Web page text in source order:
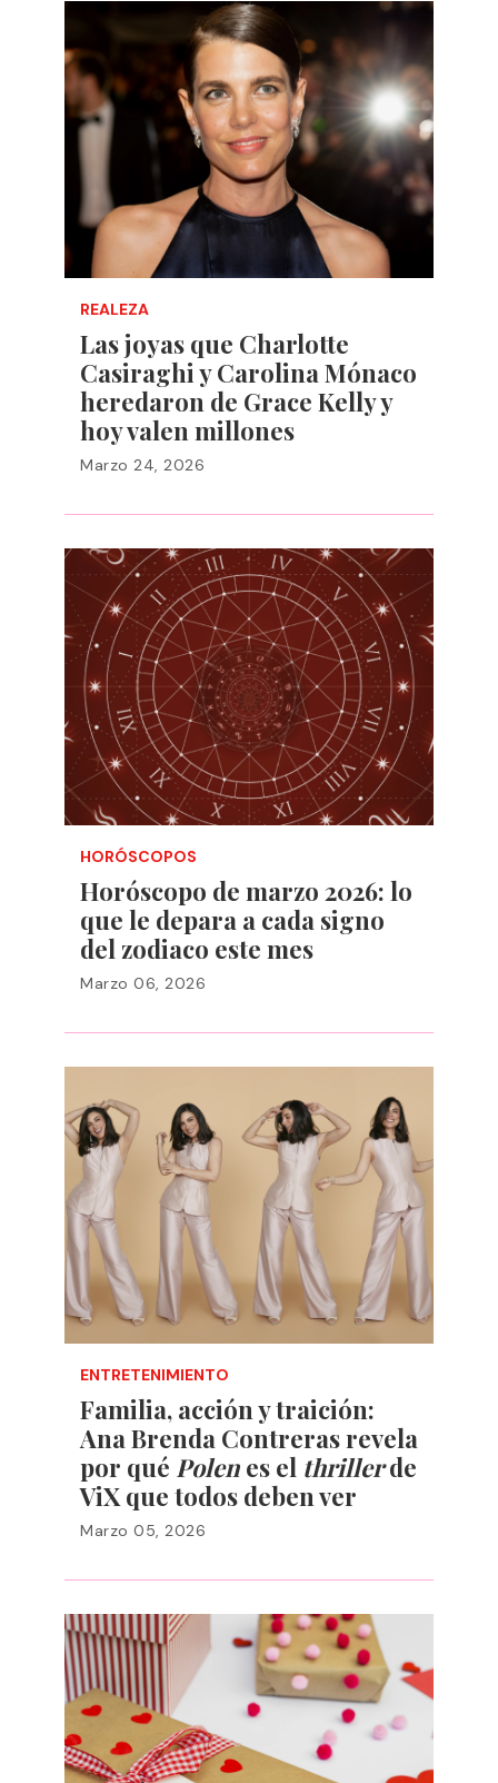
REALEZA
Las joyas que Charlotte
Casiraghi y Carolina Mónaco
heredaron de Grace Kelly y
hoy valen millones
Marzo 24, 2026
HORÓSCOPOS
Horóscopo de marzo 2026: lo
que le depara a cada signo
del zodiaco este mes
Marzo 06, 2026
ENTRETENIMIENTO
Familia, acción y traición:
Ana Brenda Contreras revela
por qué Polen es el thrillerde
ViX que todos deben ver
Marzo 05, 2026